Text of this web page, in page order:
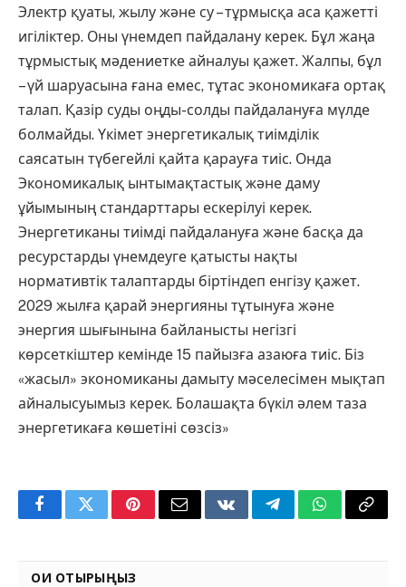
Электр қуаты, жылу және су – тұрмысқа аса қажетті
игіліктер. Оны үнемдеп пайдалану керек. Бұл жаңа
тұрмыстық мәдениетке айналуы қажет. Жалпы, бұл
– үй шаруасына ғана емес, тұтас экономикаға ортақ
талап. Қазір суды оңды-солды пайдалануға мүлде
болмайды. Үкімет энергетикалық тиімділік
саясатын түбегейлі қайта қарауға тиіс. Онда
Экономикалық ынтымақтастық және даму
ұйымының стандарттары ескерілуі керек.
Энергетиканы тиімді пайдалануға және басқа да
ресурстарды үнемдеуге қатысты нақты
нормативтік талаптарды біртіндеп енгізу қажет.
2029 жылға қарай энергияны тұтынуға және
энергия шығынына байланысты негізгі
көрсеткіштер кемінде 15 пайызға азаюға тиіс. Біз
«жасыл» экономиканы дамыту мәселесімен мықтап
айналысуымыз керек. Болашақта бүкіл әлем таза
энергетикаға көшетіні сөзсіз»
FacebookTwitterPinterestEmail VKontakteTelegramWhatsApp
Copy
ОҚИ ОТЫРЫҢЫЗ